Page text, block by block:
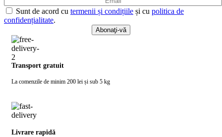
Sunt de acord cu termenii și condițiile și cu politica de
confidențialitate.
Transport gratuit
La comenzile de minim 200 lei și sub 5 kg
Livrare rapidă